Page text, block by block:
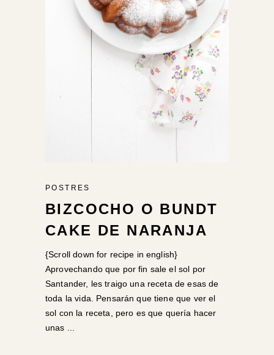
POSTRES
BIZCOCHO O BUNDT
CAKE DE NARANJA
{Scroll down for recipe in english}
Aprovechando que por fin sale el sol por
Santander, les traigo una receta de esas de
toda la vida. Pensarán que tiene que ver el
sol con la receta, pero es que quería hacer
unas